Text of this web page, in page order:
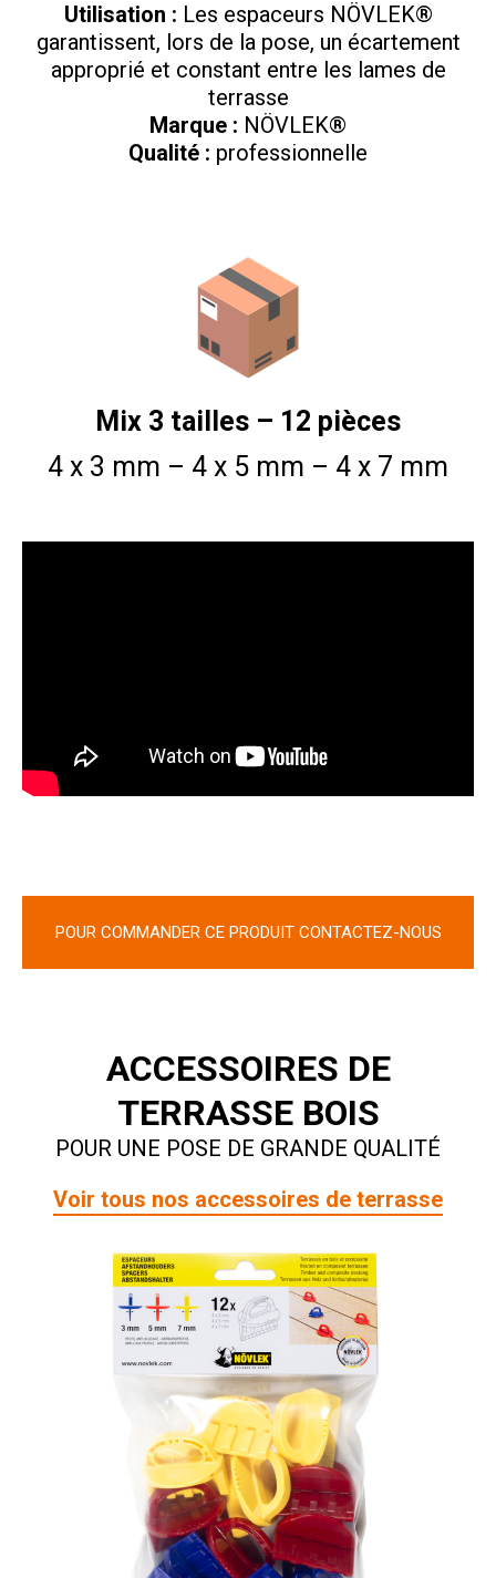
Utilisation : Les espaceurs NÖVLEK®
garantissent, lors de la pose, un écartement
approprié et constant entre les lames de
terrasse
Marque : NÖVLEK®
Qualité : professionnelle
Mix 3 tailles – 12 pièces
4 x 3 mm – 4 x 5 mm – 4 x 7 mm
POUR COMMANDER CE PRODUIT CONTACTEZ-NOUS
ACCESSOIRES DE
TERRASSE BOIS
POUR UNE POSE DE GRANDE QUALITÉ
Voir tous nos accessoires de terrasse